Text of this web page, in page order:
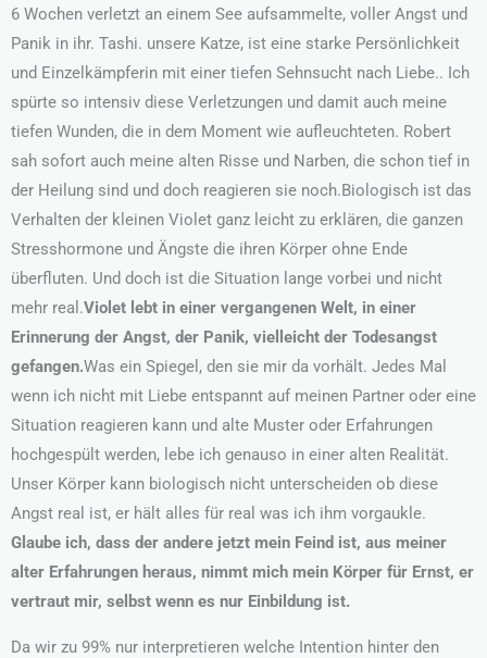
6 Wochen verletzt an einem See aufsammelte, voller Angst und
Panik in ihr. Tashi. unsere Katze, ist eine starke Persönlichkeit
und Einzelkämpferin mit einer tiefen Sehnsucht nach Liebe.. Ich
spürte so intensiv diese Verletzungen und damit auch meine
tiefen Wunden, die in dem Moment wie aufleuchteten. Robert
sah sofort auch meine alten Risse und Narben, die schon tief in
der Heilung sind und doch reagieren sie noch.Biologisch ist das
Verhalten der kleinen Violet ganz leicht zu erklären, die ganzen
Stresshormone und Ängste die ihren Körper ohne Ende
überfluten. Und doch ist die Situation lange vorbei und nicht
mehr real.Violet lebt in einer vergangenen Welt, in einer
Erinnerung der Angst, der Panik, vielleicht der Todesangst
gefangen.Was ein Spiegel, den sie mir da vorhält. Jedes Mal
wenn ich nicht mit Liebe entspannt auf meinen Partner oder eine
Situation reagieren kann und alte Muster oder Erfahrungen
hochgespült werden, lebe ich genauso in einer alten Realität.
Unser Körper kann biologisch nicht unterscheiden ob diese
Angst real ist, er hält alles für real was ich ihm vorgaukle.
Glaube ich, dass der andere jetzt mein Feind ist, aus meiner
alter Erfahrungen heraus, nimmt mich mein Körper für Ernst, er
vertraut mir, selbst wenn es nur Einbildung ist.
Da wir zu 99% nur interpretieren welche Intention hinter den